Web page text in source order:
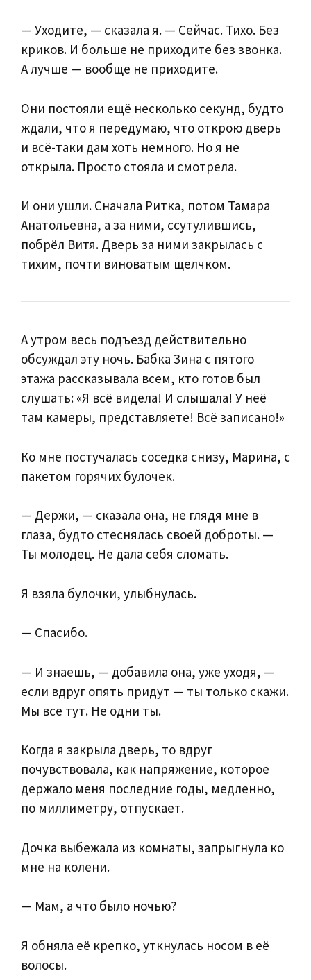
— Уходите, — сказала я. — Сейчас. Тихо. Без
криков. И больше не приходите без звонка.
А лучше — вообще не приходите.
Они постояли ещё несколько секунд, будто
ждали, что я передумаю, что открою дверь
и всё-таки дам хоть немного. Но я не
открыла. Просто стояла и смотрела.
И они ушли. Сначала Ритка, потом Тамара
Анатольевна, а за ними, ссутулившись,
побрёл Витя. Дверь за ними закрылась с
тихим, почти виноватым щелчком.
А утром весь подъезд действительно
обсуждал эту ночь. Бабка Зина с пятого
этажа рассказывала всем, кто готов был
слушать: «Я всё видела! И слышала! У неё
там камеры, представляете! Всё записано!»
Ко мне постучалась соседка снизу, Марина, с
пакетом горячих булочек.
— Держи, — сказала она, не глядя мне в
глаза, будто стеснялась своей доброты. —
Ты молодец. Не дала себя сломать.
Я взяла булочки, улыбнулась.
— Спасибо.
— И знаешь, — добавила она, уже уходя, —
если вдруг опять придут — ты только скажи.
Мы все тут. Не одни ты.
Когда я закрыла дверь, то вдруг
почувствовала, как напряжение, которое
держало меня последние годы, медленно,
по миллиметру, отпускает.
Дочка выбежала из комнаты, запрыгнула ко
мне на колени.
— Мам, а что было ночью?
Я обняла её крепко, уткнулась носом в её
волосы.